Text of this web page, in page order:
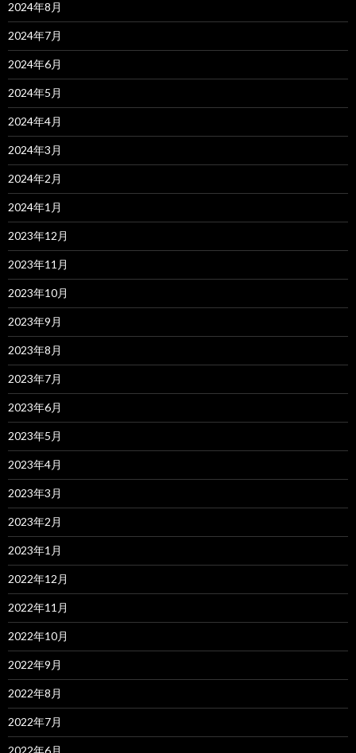
2024年8月
2024年7月
2024年6月
2024年5月
2024年4月
2024年3月
2024年2月
2024年1月
2023年12月
2023年11月
2023年10月
2023年9月
2023年8月
2023年7月
2023年6月
2023年5月
2023年4月
2023年3月
2023年2月
2023年1月
2022年12月
2022年11月
2022年10月
2022年9月
2022年8月
2022年7月
2022年6月